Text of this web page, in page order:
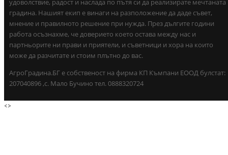
удоволствие, радост и наслада по пътя си да реализирате мечтаната
градина. Нашият екип е винаги на разположение да даде съвет,
мнение и правилното решение при нужда. През дългите години
работа осъзнахме, че доверието което остава между нас и
партньорите ни прави и приятели, и съветници и хора на които
може да разчитате и стоим плътно до вас.
АгроГрадина.БГ е собственост на фирма КП Къмпани ЕООД булстат:
207040896 ,с. Мало Бучино тел. 0888320724
<>